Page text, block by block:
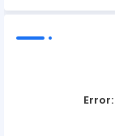
Error: